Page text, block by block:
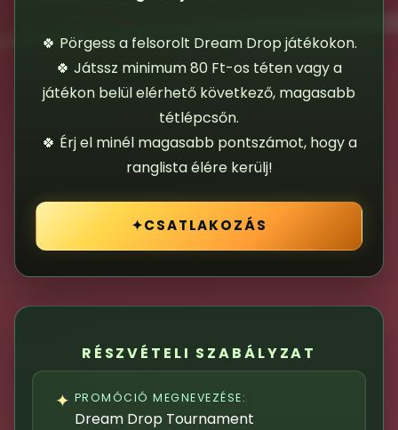
🍀 Pörgess a felsorolt Dream Drop játékokon.
🍀 Játssz minimum 80 Ft-os téten vagy a
játékon belül elérhető következő, magasabb
tétlépcsőn.
🍀 Érj el minél magasabb pontszámot, hogy a
ranglista élére kerülj!
✦CSATLAKOZÁS
RÉSZVÉTELI SZABÁLYZAT
✦ PROMÓCIÓ MEGNEVEZÉSE:
Dream Drop Tournament